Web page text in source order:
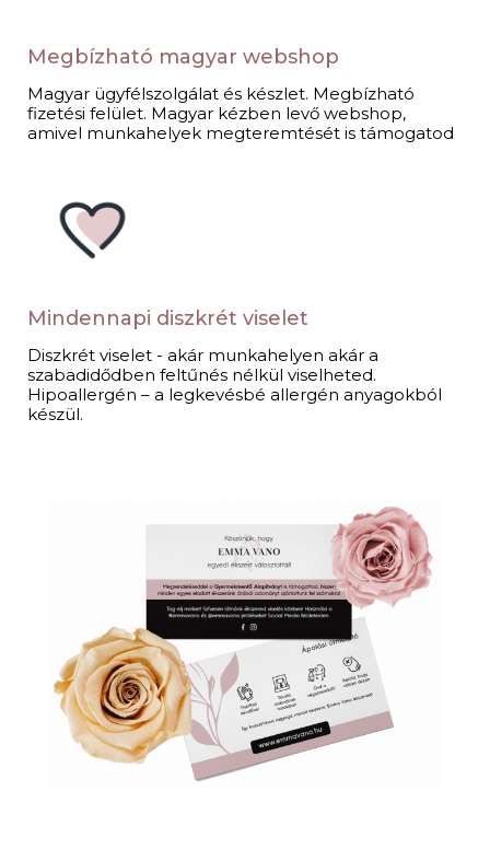
Megbízható magyar webshop
Magyar ügyfélszolgálat és készlet. Megbízható
fizetési felület. Magyar kézben levő webshop,
amivel munkahelyek megteremtését is támogatod​
Mindennapi diszkrét viselet​
Diszkrét viselet - akár munkahelyen akár a
szabadidődben feltűnés nélkül viselheted.
Hipoallergén – a legkevésbé allergén anyagokból
készül.​